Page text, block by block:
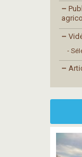
–
–
-
–